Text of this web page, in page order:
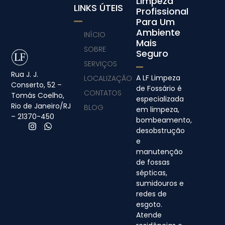
Rua J. J.
Conserto, 52 –
Tomás Coelho,
Rio de Janeiro/RJ
– 21370-450
Profissional
Para Um
Ambiente
Mais
Seguro
A LF Limpeza
de Fossário é
especializada
em limpeza,
bombeamento,
desobstrução
e
manutenção
de fossas
sépticas,
sumidouros e
redes de
esgoto.
Atende
LINKS ÚTEIS
INÍCIO
SOBRE
SERVIÇOS
LOCALIZAÇÃO
CONTATOS
BLOG